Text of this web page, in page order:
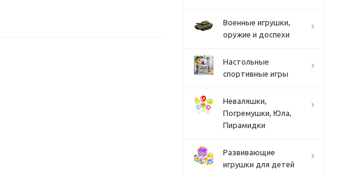
Военные игрушки,
оружие и доспехи
Настольные
спортивные игры
Неваляшки,
Погремушки, Юла,
Пирамидки
Развивающие
игрушки для детей